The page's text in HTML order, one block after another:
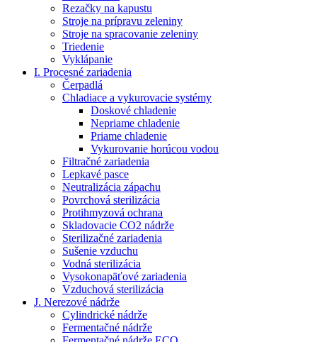
Rezačky na kapustu
Stroje na prípravu zeleniny
Stroje na spracovanie zeleniny
Triedenie
Vyklápanie
I. Procesné zariadenia
Čerpadlá
Chladiace a vykurovacie systémy
Doskové chladenie
Nepriame chladenie
Priame chladenie
Vykurovanie horúcou vodou
Filtračné zariadenia
Lepkavé pasce
Neutralizácia zápachu
Povrchová sterilizácia
Protihmyzová ochrana
Skladovacie CO2 nádrže
Sterilizačné zariadenia
Sušenie vzduchu
Vodná sterilizácia
Vysokonapäťové zariadenia
Vzduchová sterilizácia
J. Nerezové nádrže
Cylindrické nádrže
Fermentačné nádrže